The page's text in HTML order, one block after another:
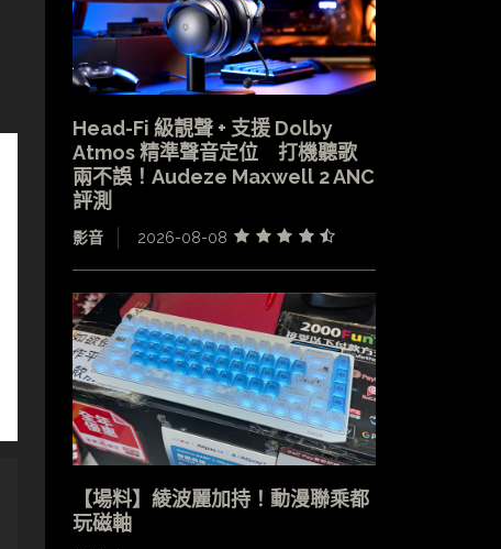
Head-Fi 級靚聲 + 支援 Dolby
Atmos 精準聲音定位 打機聽歌
兩不誤！Audeze Maxwell 2 ANC
評測
影音 2026-08-08
【場料】綾波麗加持！動漫聯乘都
玩磁軸